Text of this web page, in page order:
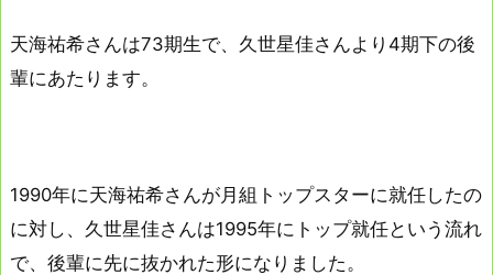
天海祐希さんは73期生で、久世星佳さんより4期下の後
輩にあたります。
1990年に天海祐希さんが月組トップスターに就任したの
に対し、久世星佳さんは1995年にトップ就任という流れ
で、後輩に先に抜かれた形になりました。